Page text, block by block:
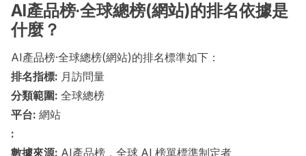
AI產品榜·全球總榜(網站)的排名依據是
什麼？
AI產品榜·全球總榜(網站)的排名標準如下：
排名指標: 月訪問量
分類範圍: 全球總榜
平台: 網站
:
數據來源: AI產品榜，全球 AI 榜單標準制定者